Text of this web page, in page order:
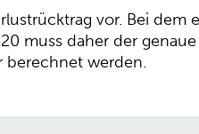
vor. Bei dem
muss daher der
berechnet werden.